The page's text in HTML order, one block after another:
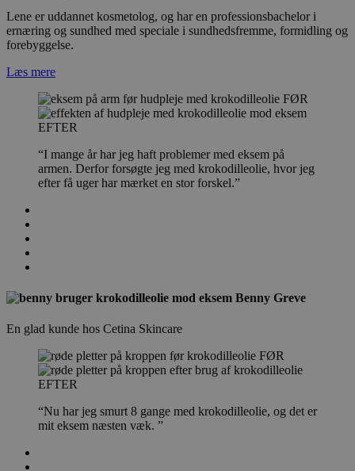
Lene er uddannet kosmetolog, og har en professionsbachelor i
ernæring og sundhed med speciale i sundhedsfremme, formidling og
forebyggelse.
Læs mere
FØR
EFTER
“I mange år har jeg haft problemer med eksem på
armen. Derfor forsøgte jeg med krokodilleolie, hvor jeg
efter få uger har mærket en stor forskel.”
Benny Greve
En glad kunde hos Cetina Skincare
FØR
EFTER
“Nu har jeg smurt 8 gange med krokodilleolie, og det er
mit eksem næsten væk. ”